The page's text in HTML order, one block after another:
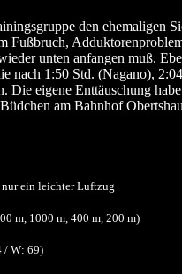
den ehemaligen
Fußbruch,
unten anfangen muß.
nach 1:50 Std. (Nagano),
Die eigene Enttäuschung
am Bahnhof
nur ein leichter Luftzug
m, 1000 m, 400 m, 200 m)
/ W: 69)